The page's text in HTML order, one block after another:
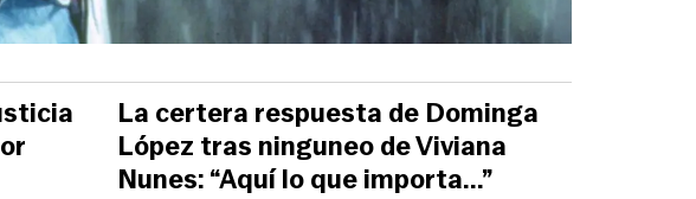
La certera respuesta de Dominga
López tras ninguneo de Viviana
Nunes: “Aquí lo que importa...”